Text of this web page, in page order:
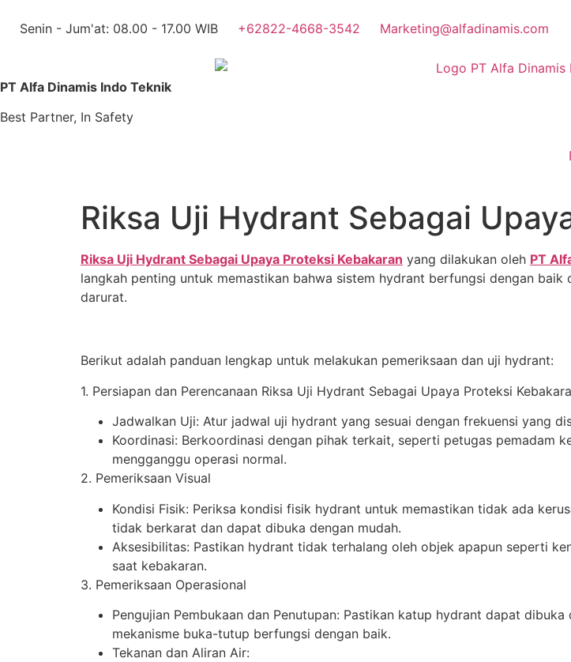
Senin - Jum'at: 08.00 - 17.00 WIB +62822-4668-3542 Marketing@alfadinamis.com
PT Alfa Dinamis Indo Teknik
Best Partner, In Safety
Riksa Uji Hydrant Sebagai
Riksa Uji Hydrant Sebagai Upaya Proteksi Kebakaran yang dilakukan oleh PT
langkah penting untuk memastikan bahwa sistem hydrant berfungsi dengan
darurat.
Berikut adalah panduan lengkap untuk melakukan pemeriksaan dan uji hydrant:
1. Persiapan dan Perencanaan Riksa Uji Hydrant Sebagai Upaya Proteksi
Jadwalkan Uji: Atur jadwal uji hydrant yang sesuai dengan frekuensi yang
Koordinasi: Berkoordinasi dengan pihak terkait, seperti petugas pemadam
mengganggu operasi normal.
2. Pemeriksaan Visual
Kondisi Fisik: Periksa kondisi fisik hydrant untuk memastikan tidak ada
tidak berkarat dan dapat dibuka dengan mudah.
Aksesibilitas: Pastikan hydrant tidak terhalang oleh objek apapun seperti
saat kebakaran.
3. Pemeriksaan Operasional
Pengujian Pembukaan dan Penutupan: Pastikan katup hydrant dapat
mekanisme buka-tutup berfungsi dengan baik.
Tekanan dan Aliran Air: